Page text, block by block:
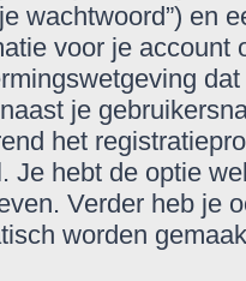
wachtwoord”) en
voor je account
je
het
Je hebt de optie
Verder heb je
worden